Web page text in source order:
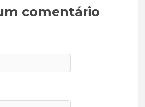
comentário